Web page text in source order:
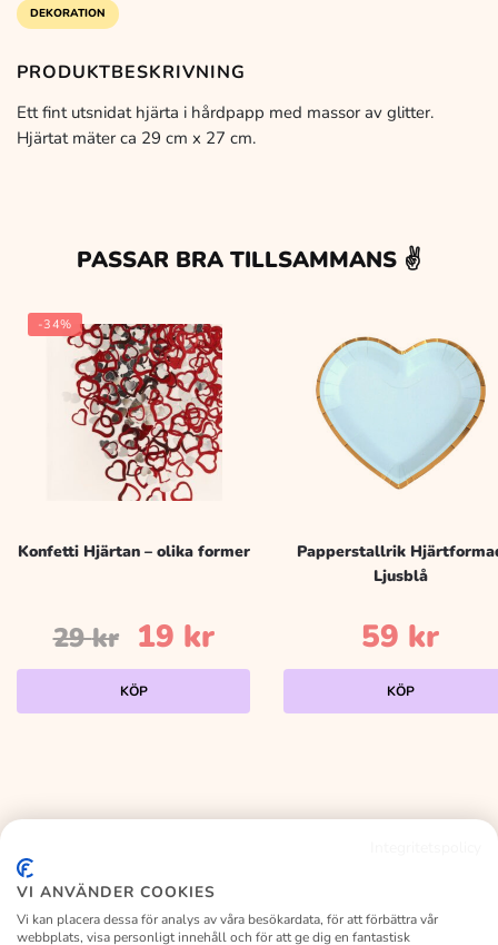
cm
DEKORATION
PRODUKTBESKRIVNING
Ett fint utsnidat hjärta i hårdpapp med massor av glitter.
Hjärtat mäter ca 29 cm x 27 cm.
PASSAR BRA TILLSAMMANS ✌️
-34%
Konfetti Hjärtan – olika former
29kr Det
ursprungliga
19 krDet
nuvarande
KÖP
Papperstallrik
Ljusblå
59 kr
KÖP
VI ANVÄNDER COOKIES
Vi kan placera dessa för analys av våra besökardata, för att förbättra vår
webbplats, visa personligt innehåll och för att ge dig en fantastisk